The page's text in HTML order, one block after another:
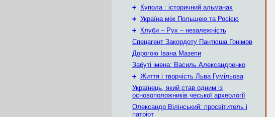
+
Купола : історичний альманах
+ Україна між Польщею та Росією
+
Клуби – Рух – незалежність
Спецагент Закордоту Пантюша Гонімов
Дорогою Івана Мазепи
Забуті імена: Василь Александренко
+ Життя і творчість Льва Гумільова
Українець, який став одним із
основоположників чеської археології
Олександр Вілінський: просвітитель і
патріот